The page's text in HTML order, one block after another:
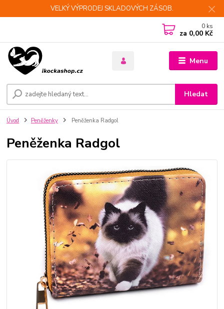
VELKÝ VÝPRODEJ SKLADOVÝCH ZÁSOB.
Menu
Hledat
0 ks
za 0,00 Kč
Úvod Peněženky Peněženka Radgol
Peněženka Radgol